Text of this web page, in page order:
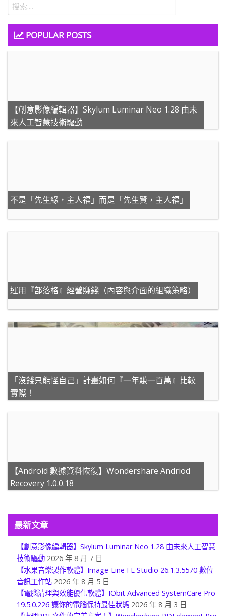
POPULAR POSTS
【創意影像編輯器】Skylum Luminar Neo 1.28 由未
來人工智慧技術驅動
不是「先生緣，主人福」而是「先生賢，主人福」
運用『部落格』經營賺錢（內容與介面的組織策略）
「沒錢只能怪自己」計畫如何『一年賺一百萬』比較
實際！
【Android 數據資料恢復】Wondershare Andriod
Recovery 1.0.0.18
最新文章
【創意影像編輯器】Skylum Luminar Neo 1.28 由未來人工智慧
技術驅動 2026 年 8 月 7 日
【水果音樂製作軟體】Image-Line FL Studio 26.1.3.5570 數位
音訊工作站 2026 年 8 月 5 日
【電腦清理與效能優化軟體】IObit Advanced SystemCare Pro
19.5.0.226 讓你的電腦保持最佳狀態 2026 年 8 月 3 日